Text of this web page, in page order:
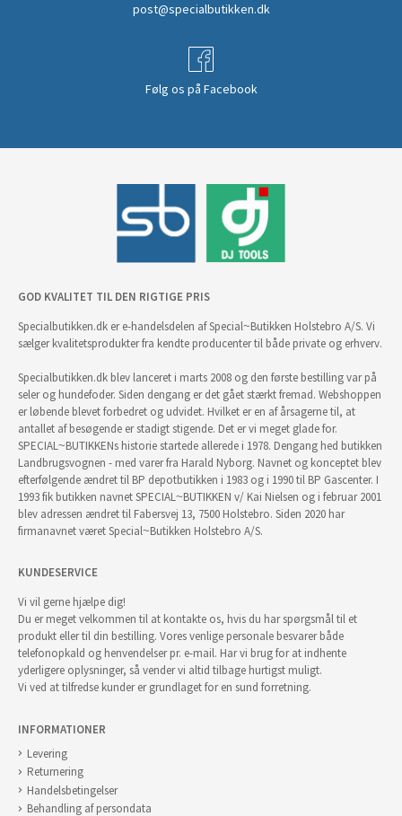
post@specialbutikken.dk
Følg os på Facebook
GOD KVALITET TIL DEN RIGTIGE PRIS
Specialbutikken.dk er e-handelsdelen af Special~Butikken Holstebro A/S. Vi
sælger kvalitetsprodukter fra kendte producenter til både private og erhverv.
Specialbutikken.dk blev lanceret i marts 2008 og den første bestilling var på
seler og hundefoder. Siden dengang er det gået stærkt fremad. Webshoppen
er løbende blevet forbedret og udvidet. Hvilket er en af årsagerne til, at
antallet af besøgende er stadigt stigende. Det er vi meget glade for.
SPECIAL~BUTIKKENs historie startede allerede i 1978. Dengang hed butikken
Landbrugsvognen - med varer fra Harald Nyborg. Navnet og konceptet blev
efterfølgende ændret til BP depotbutikken i 1983 og i 1990 til BP Gascenter. I
1993 fik butikken navnet SPECIAL~BUTIKKEN v/ Kai Nielsen og i februar 2001
blev adressen ændret til Fabersvej 13, 7500 Holstebro. Siden 2020 har
firmanavnet været Special~Butikken Holstebro A/S.
KUNDESERVICE
Vi vil gerne hjælpe dig!
Du er meget velkommen til at kontakte os, hvis du har spørgsmål til et
produkt eller til din bestilling. Vores venlige personale besvarer både
telefonopkald og henvendelser pr. e-mail. Har vi brug for at indhente
yderligere oplysninger, så vender vi altid tilbage hurtigst muligt.
Vi ved at tilfredse kunder er grundlaget for en sund forretning.
INFORMATIONER
Levering
Returnering
Handelsbetingelser
Behandling af persondata